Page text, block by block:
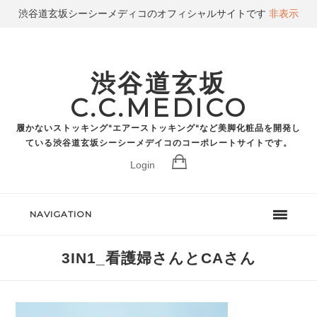
渋谷道玄坂
C.C.MEDICO
履かないストッキング"エアーストッキング"など美脚化粧品を開発し
ている渋谷道玄坂シーシーメデイコのコーポレートサイトです。
Login
NAVIGATION
3IN1_看護婦さんとCAさん
渋谷道玄坂シーシーメディコのオフィシャルサイトです 非表示